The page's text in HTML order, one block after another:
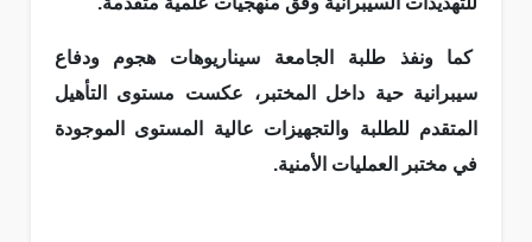
كما ونفذ طلبة الجامعة سيناريوهات هجوم ودفاع
سيبرانية حية داخل المختبر، عكست مستوى التأهيل
المتقدم للطلبة والتجهيزات عالية المستوى الموجودة
في مختبر العمليات الأمنية.